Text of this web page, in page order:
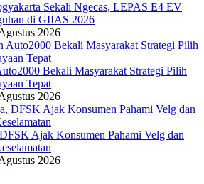
Sekali Ngecas, LEPAS E4 EV
di GIIAS 2026
2026
Bekali Masyarakat Strategi Pilih
Tepat
2026
Ajak Konsumen Pahami Velg dan
2026